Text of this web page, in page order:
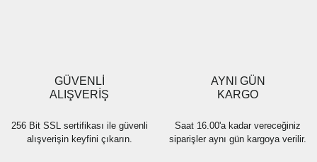
GÜVENLİ
ALIŞVERİŞ
256 Bit SSL sertifikası ile güvenli
alışverişin keyfini çıkarın.
AYNI GÜN
KARGO
Saat 16.00'a kadar vereceğiniz
siparişler aynı gün kargoya verilir.